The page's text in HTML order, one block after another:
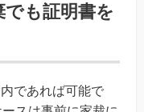
でも証明書を
であれば可能で